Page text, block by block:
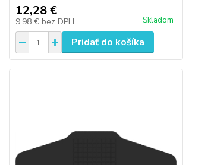
12,28 €
9,98 € bez DPH Skladom
Pridať do košíka